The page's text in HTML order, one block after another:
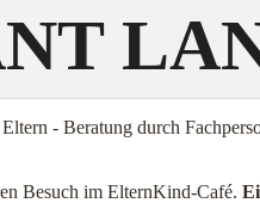
- Beratung durch
Besuch im ElternKind-Café.